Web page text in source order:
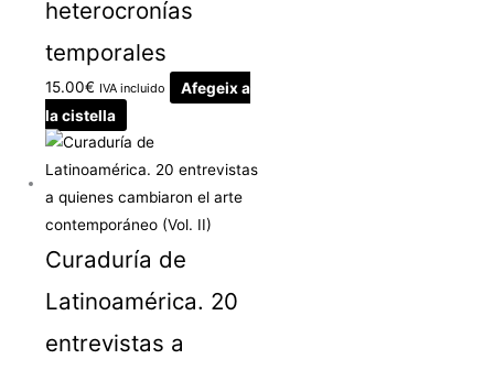
heterocronías
temporales
15.00€ IVA incluido
Afegeix a
la cistella
Curaduría de
Latinoamérica. 20
entrevistas a